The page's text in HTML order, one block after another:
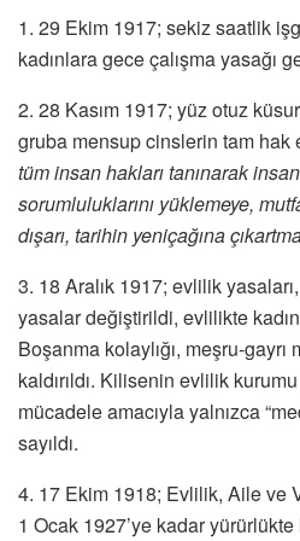
1. 29 Ekim 1917; sekiz saatlik
kadınlara gece çalışma yasağı
2. 28 Kasım 1917; yüz otuz
gruba mensup cinslerin tam hak
tüm insan hakları tanınarak
sorumluluklarını yüklemeye,
dışarı, tarihin yeniçağına
3. 18 Aralık 1917; evlilik
yasalar değiştirildi, evlilikte
Boşanma kolaylığı, meşru-gayrı
kaldırıldı. Kilisenin evlilik
mücadele amacıyla yalnızca
sayıldı.
4. 17 Ekim 1918; Evlilik, Aile ve
1 Ocak 1927’ye kadar yürürlükte